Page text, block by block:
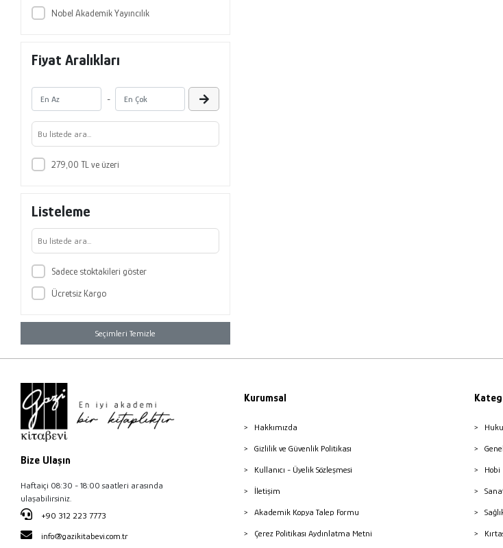
Nobel Akademik Yayıncılık
Fiyat Aralıkları
-
279,00 TL ve üzeri
Listeleme
Sadece stoktakileri göster
Ücretsiz Kargo
Seçimleri Temizle
Bize Ulaşın
Haftaiçi 08:30 - 18:00 saatleri arasında
ulaşabilirsiniz.
+90 312 223 7773
info@gazikitabevi.com.tr
Kurumsal
Hakkımızda
Gizlilik ve Güvenlik Politikası
Kullanıcı - Üyelik Sözleşmesi
İletişim
Akademik Kopya Talep Formu
Çerez Politikası Aydınlatma Metni
Hobi